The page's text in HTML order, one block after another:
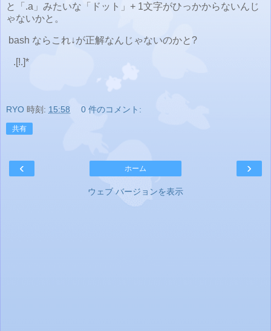
と「.a」みたいな「ドット」+ 1文字がひっかからないんじ
ゃないかと。
bash ならこれ↓が正解なんじゃないのかと?
.[!.]*
RYO 時刻: 15:58 0 件のコメント:
共有
‹ ›
ホーム
ウェブ バージョンを表示